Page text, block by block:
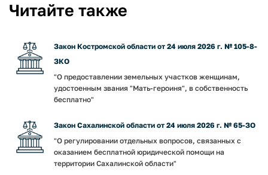
Читайте также
Закон Костромской области от 24 июля 2026 г. № 105-8-
ЗКО
"О предоставлении земельных участков женщинам,
удостоенным звания "Мать-героиня", в собственность
бесплатно"
Закон Сахалинской области от 24 июля 2026 г. № 65-ЗО
"О регулировании отдельных вопросов, связанных с
оказанием бесплатной юридической помощи на
территории Сахалинской области"